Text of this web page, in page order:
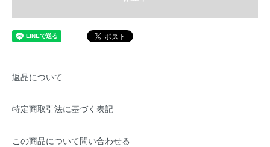
返品について
特定商取引法に基づく表記
この商品について問い合わせる